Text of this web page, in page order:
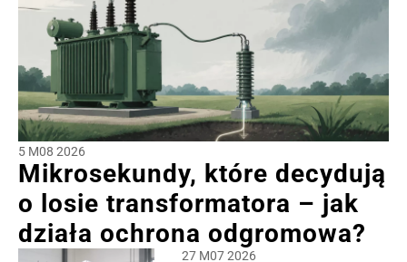
5 M08 2026
Mikrosekundy, które decydują
o losie transformatora – jak
działa ochrona odgromowa?
27 M07 2026